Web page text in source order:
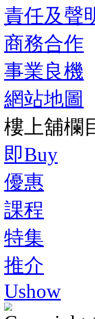
責任及聲
商務合作
事業良機
網站地圖
樓上舖欄
即Buy
優惠
課程
特集
推介
Ushow